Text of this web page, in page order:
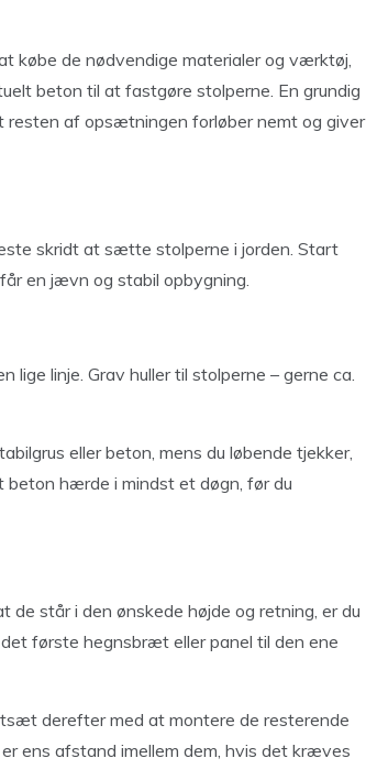
købe de nødvendige materialer og værktøj,
beton til at fastgøre stolperne. En grundig
resten af opsætningen forløber nemt og giver
skridt at sætte stolperne i jorden. Start
en jævn og stabil opbygning.
linje. Grav huller til stolperne – gerne ca.
eller beton, mens du løbende tjekker,
hærde i mindst et døgn, før du
de står i den ønskede højde og retning, er du
første hegnsbræt eller panel til den ene
derefter med at montere de resterende
ens afstand imellem dem, hvis det kræves